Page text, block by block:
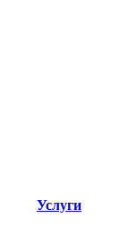
Услуги